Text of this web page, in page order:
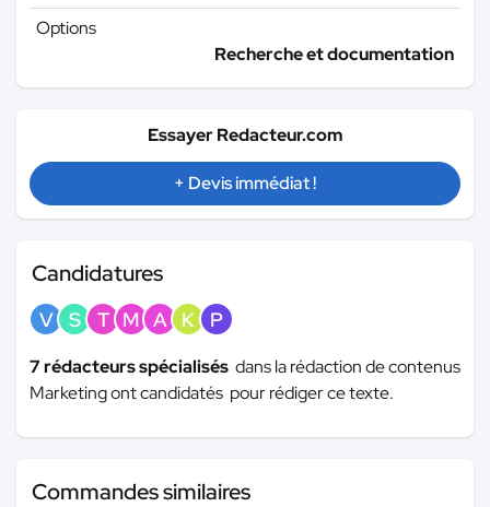
Options
Recherche et documentation
Essayer Redacteur.com
+ Devis immédiat !
Candidatures
V S T M A K P
7 rédacteurs spécialisés dans la rédaction de contenus
Marketing ont candidatés pour rédiger ce texte.
Commandes similaires